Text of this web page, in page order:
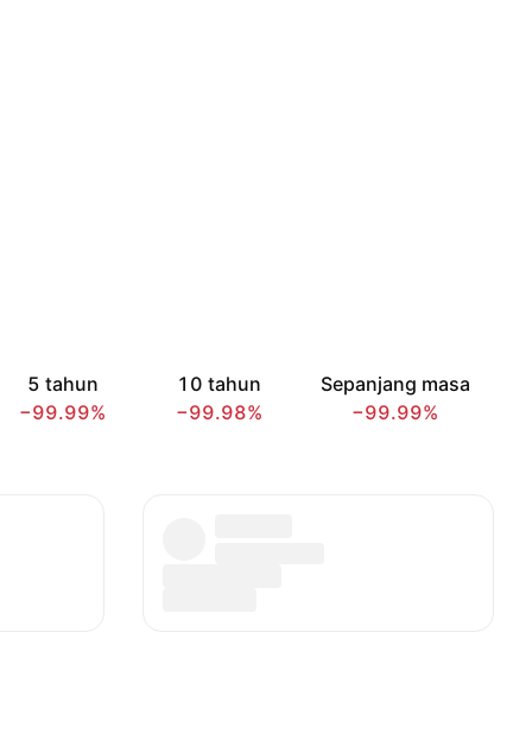
5 tahun
−99.99%
10 tahun
−99.98%
Sepanjang masa
−99.99%